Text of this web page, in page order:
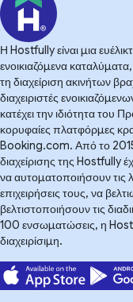
Η Hostfully είναι μια
ενοικιαζόμενα
τη διαχείριση ακινήτων
διαχειριστές
κατέχει την ιδιότητα του
κορυφαίες πλατφόρμες
Booking.com. Από το 2015,
διαχείρισης της Hostfully
να αυτοματοποιήσουν τις
επιχειρήσεις τους, να
βελτιστοποιήσουν τις
100 ενσωματώσεις, η
διαχειρίσιμη.